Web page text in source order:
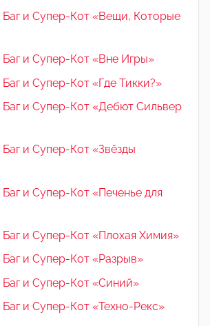
и Супер-Кот «Вещи, Которые
и Супер-Кот «Вне Игры»
и Супер-Кот «Где Тикки?»
и Супер-Кот «Дебют Сильвер
и Супер-Кот «Звёзды
и Супер-Кот «Печенье для
и Супер-Кот «Плохая Химия»
и Супер-Кот «Разрыв»
и Супер-Кот «Синий»
и Супер-Кот «Техно-Рекс»